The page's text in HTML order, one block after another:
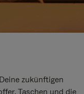
zukünftigen
Taschen und die